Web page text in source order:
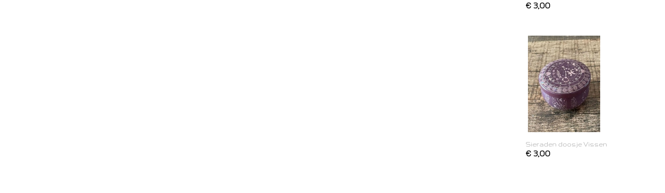
€ 3,00
Sieraden doosje Vissen
€ 3,00